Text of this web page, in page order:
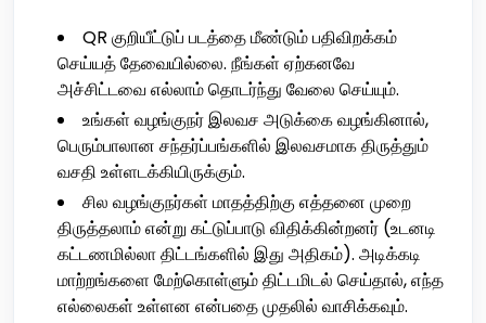
QR குறியீட்டுப் படத்தை மீண்டும் பதிவிறக்கம்
செய்யத் தேவையில்லை. நீங்கள் ஏற்கனவே
அச்சிட்டவை எல்லாம் தொடர்ந்து வேலை செய்யும்.
உங்கள் வழங்குநர் இலவச அடுக்கை வழங்கினால்,
பெரும்பாலான சந்தர்ப்பங்களில் இலவசமாக திருத்தும்
வசதி உள்ளடக்கியிருக்கும்.
சில வழங்குநர்கள் மாதத்திற்கு எத்தனை முறை
திருத்தலாம் என்று கட்டுப்பாடு விதிக்கின்றனர் (உடனடி
கட்டணமில்லா திட்டங்களில் இது அதிகம்). அடிக்கடி
மாற்றங்களை மேற்கொள்ளும் திட்டமிடல் செய்தால், எந்த
எல்லைகள் உள்ளன என்பதை முதலில் வாசிக்கவும்.